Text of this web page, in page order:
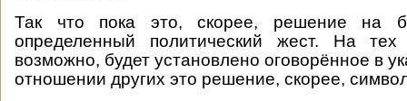
Так что пока это, скорее, решение на
определенный политический жест. На тех
возможно, будет установлено оговорённое в
отношении других это решение, скорее,